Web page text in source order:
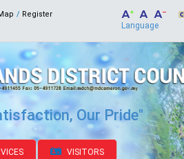
Register
Language
Our Pride"
VISITORS